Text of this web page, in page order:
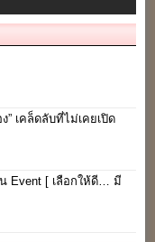
” เคล็ดลับที่ไม่เคยเปิด
Event [ เลือกให้ดี… มี